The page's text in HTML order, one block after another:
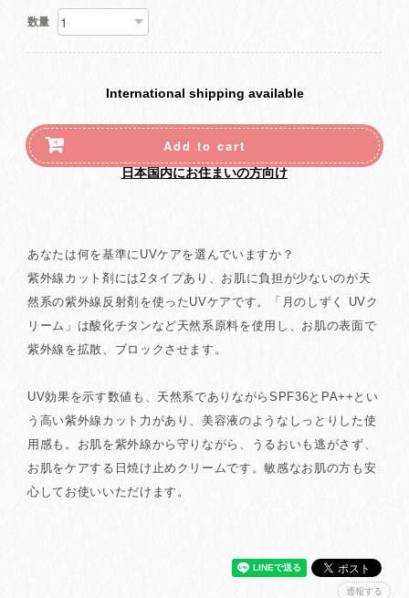
数量
International shipping available
Add to cart
日本国内にお住まいの方向け
あなたは何を基準にUVケアを選んでいますか？
紫外線カット剤には2タイプあり、お肌に負担が少ないのが天
然系の紫外線反射剤を使ったUVケアです。「月のしずく UVク
リーム」は酸化チタンなど天然系原料を使用し、お肌の表面で
紫外線を拡散、ブロックさせます。
UV効果を示す数値も、天然系でありながらSPF36とPA++とい
う高い紫外線カット力があり、美容液のようなしっとりした使
用感も。お肌を紫外線から守りながら、うるおいも逃がさず、
お肌をケアする日焼け止めクリームです。敏感なお肌の方も安
心してお使いいただけます。
通報する